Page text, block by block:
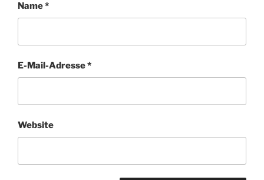
Name*
E-Mail-Adresse*
Website